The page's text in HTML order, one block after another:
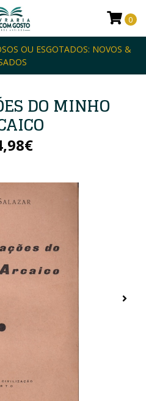
OU ESGOTADOS: NOVOS &
0
DO MINHO